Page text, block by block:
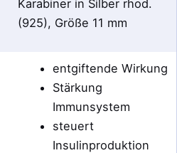
Karabiner in Silber rhod.
(925), Größe 11 mm
entgiftende Wirkung
Stärkung
Immunsystem
steuert
Insulinproduktion